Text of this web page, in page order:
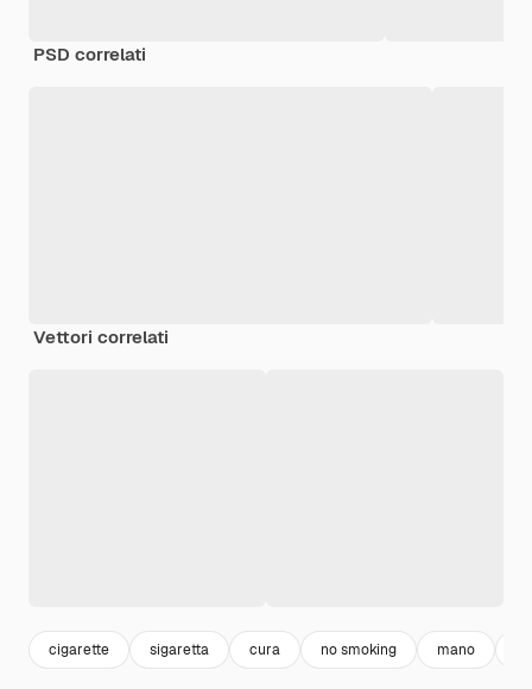
PSD correlati
Vettori correlati
cigarette sigaretta cura no smoking mano